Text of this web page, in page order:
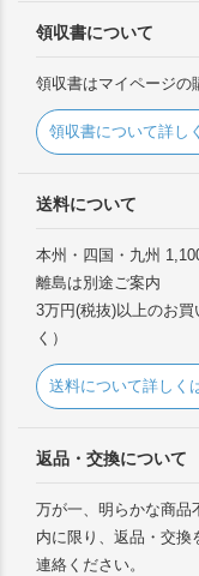
領収書について
領収書はマイページの
領収書について詳し
送料について
本州・四国・九州
離島は別途ご案内
3万円(税抜)以上のお
く）
送料について詳しく
返品・交換について
万が一、明らかな商品
内に限り、返品・交換
連絡ください。